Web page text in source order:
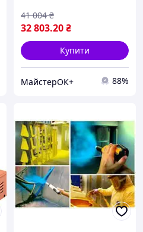
літровим контейнером
32 803.20₴
41 004 ₴
Купити
МайстерОК+ 88%